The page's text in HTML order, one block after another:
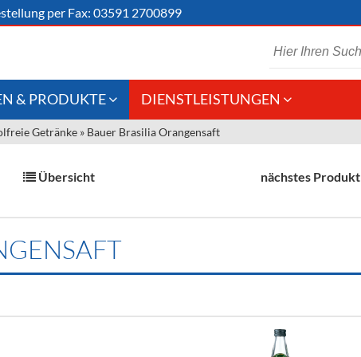
per Fax: 03591 2700899
Gastronomie
Großhandel
& PRODUKTE
Getränke
DIENSTLEISTUNGEN
Kommisionskauf &
Getränke » Bauer Brasilia Orangensaft
Übersicht nächstes Produkt